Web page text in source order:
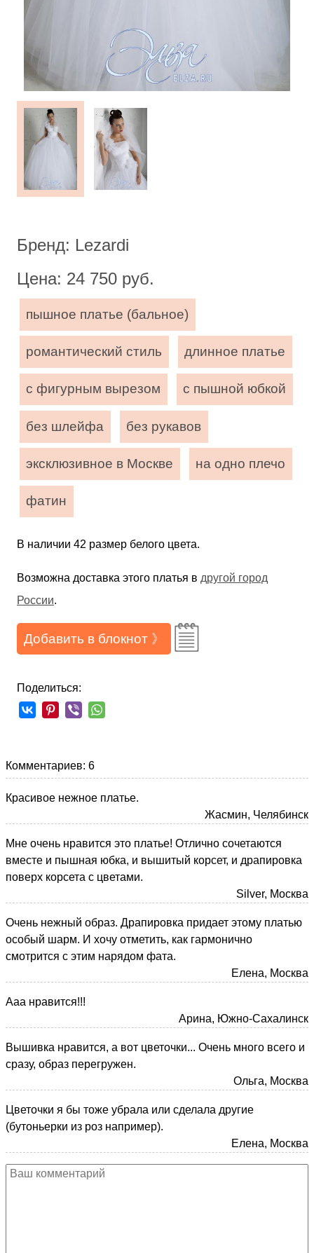
Бренд: Lezardi
Цена: 24 750 руб.
пышное платье (бальное)
романтический стиль длинное платье
с фигурным вырезом с пышной юбкой
без шлейфа без рукавов
эксклюзивное в Москве на одно плечо
фатин
В наличии 42 размер белого цвета.
Возможна доставка этого платья в другой город
России.
Добавить в блокнот 》
Поделиться:
Комментариев: 6
Красивое нежное платье.
Жасмин, Челябинск
Мне очень нравится это платье! Отлично сочетаются
вместе и пышная юбка, и вышитый корсет, и драпировка
поверх корсета с цветами.
Silver, Москва
Очень нежный образ. Драпировка придает этому платью
особый шарм. И хочу отметить, как гармонично
смотрится с этим нарядом фата.
Елена, Москва
Ааа нравится!!!
Арина, Южно-Сахалинск
Вышивка нравится, а вот цветочки... Очень много всего и
сразу, образ перегружен.
Ольга, Москва
Цветочки я бы тоже убрала или сделала другие
(бутоньерки из роз например).
Елена, Москва